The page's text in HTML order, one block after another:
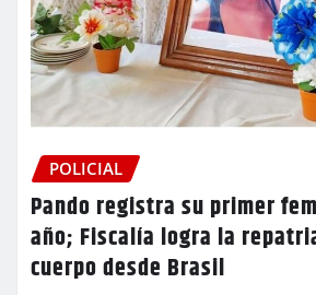
POLICIAL
Pando registra su primer
año; Fiscalía logra la
cuerpo desde Brasil